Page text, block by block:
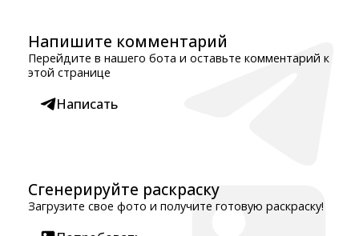
Напишите комментарий
Перейдите в нашего бота и оставьте комментарий к
этой странице
Написать
Сгенерируйте раскраску
Загрузите свое фото и получите готовую раскраску!